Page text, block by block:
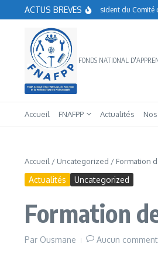
Aller au contenu
ACTUS BREVES
FNAFPP: le Président du Comité de
FONDS NATIONAL
Accueil FNAFPP Actualités
Accueil / Uncategorized / Formation
Actualités Uncategorized
Formation
Par Ousmane Aucun